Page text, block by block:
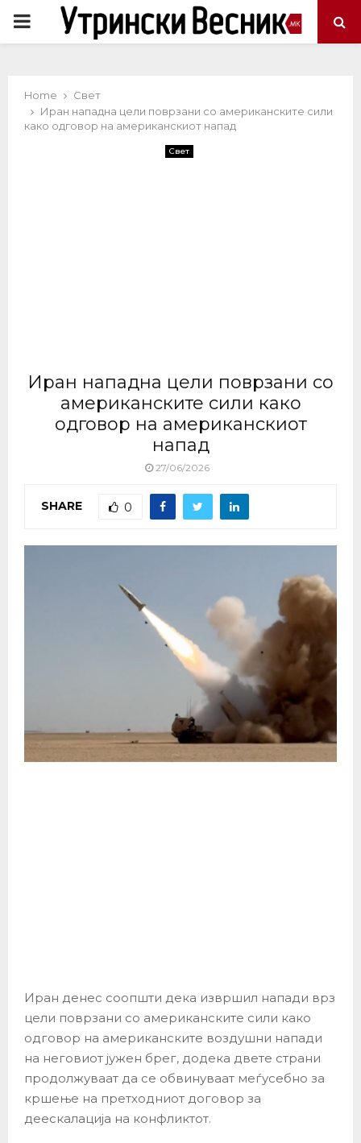
PRIMARY
Home
Свет
Иран нападна цели поврзани со американските сили
како одговор на американскиот напад
Свет
Иран нападна цели поврзани со
американските сили како
одговор на американскиот
напад
27/06/2026
SHARE 0
Иран денес соопшти дека извршил напади врз
цели поврзани со американските сили како
одговор на американските воздушни напади
на неговиот јужен брег, додека двете страни
продолжуваат да се обвинуваат меѓусебно за
кршење на претходниот договор за
деескалација на конфликтот.